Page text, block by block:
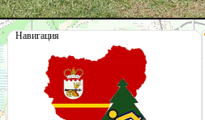
Навигация